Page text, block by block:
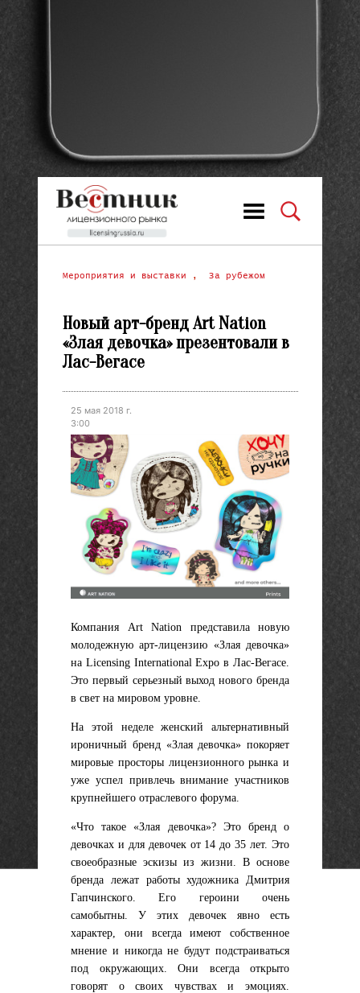
Мероприятия и выставки , За рубежом
Новый арт-бренд Art Nation
«Злая девочка» презентовали в
Лас-Вегасе
25 мая 2018 г.
3:00
Компания Art Nation представила новую
молодежную арт-лицензию «Злая девочка»
на Licensing International Expo в Лас-Вегасе.
Это первый серьезный выход нового бренда
в свет на мировом уровне.
На этой неделе женский альтернативный
ироничный бренд «Злая девочка» покоряет
мировые просторы лицензионного рынка и
уже успел привлечь внимание участников
крупнейшего отраслевого форума.
«Что такое «Злая девочка»? Это бренд о
девочках и для девочек от 14 до 35 лет. Это
своеобразные эскизы из жизни. В основе
бренда лежат работы художника Дмитрия
Гапчинского. Его героини очень
самобытны. У этих девочек явно есть
характер, они всегда имеют собственное
мнение и никогда не будут подстраиваться
под окружающих. Они всегда открыто
говорят о своих чувствах и эмоциях.